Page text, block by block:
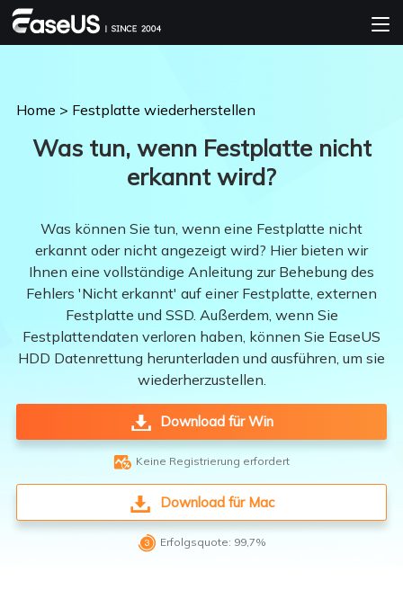
Home > Festplatte wiederherstellen
Was tun, wenn Festplatte nicht
erkannt wird?
Was können Sie tun, wenn eine Festplatte nicht
erkannt oder nicht angezeigt wird? Hier bieten wir
Ihnen eine vollständige Anleitung zur Behebung des
Fehlers 'Nicht erkannt' auf einer Festplatte, externen
Festplatte und SSD. Außerdem, wenn Sie
Festplattendaten verloren haben, können Sie EaseUS
HDD Datenrettung herunterladen und ausführen, um sie
wiederherzustellen.
Download für Win
 Keine Registrierung erfordert
Download für Mac
 Erfolgsquote: 99,7%